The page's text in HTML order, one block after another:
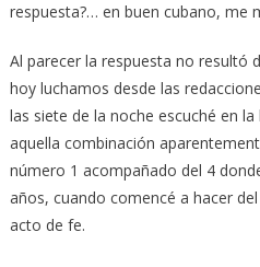
respuesta?… en buen cubano, me
Al parecer la respuesta no resultó
hoy luchamos desde las
las siete de la noche escuché en
aquella combinación
número 1 acompañado del 4
años, cuando comencé a hacer
acto de fe.